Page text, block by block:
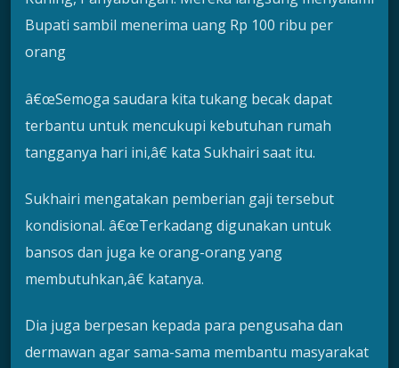
Bupati sambil menerima uang Rp 100 ribu per
orang
â€œSemoga saudara kita tukang becak dapat
terbantu untuk mencukupi kebutuhan rumah
tangganya hari ini,â€ kata Sukhairi saat itu.
Sukhairi mengatakan pemberian gaji tersebut
kondisional. â€œTerkadang digunakan untuk
bansos dan juga ke orang-orang yang
membutuhkan,â€ katanya.
Dia juga berpesan kepada para pengusaha dan
dermawan agar sama-sama membantu masyarakat